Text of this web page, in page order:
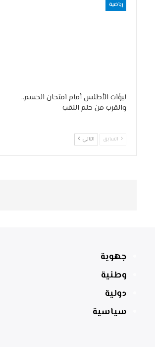
رياضية
لبؤات الأطلس أمام امتحان الحسم..
والقرب من حلم اللقب
السابق التالي
جهوية
وطنية
دولية
سياسية